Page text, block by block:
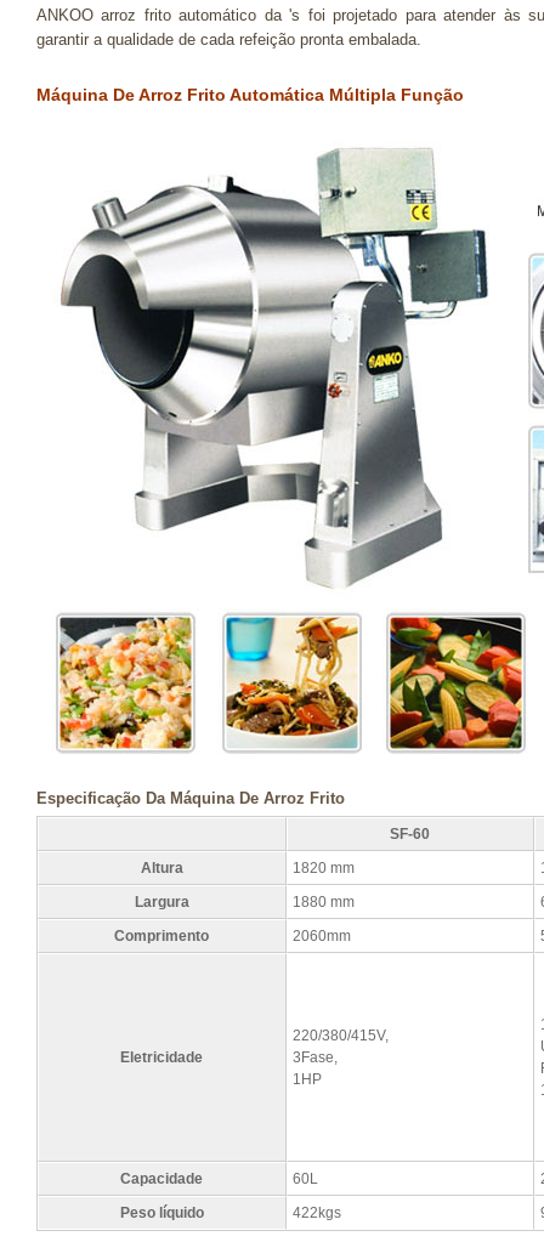
ANKOO arroz frito automático da 's foi projetado para atender às
garantir a qualidade de cada refeição pronta embalada.
Máquina De Arroz Frito Automática Múltipla Função
Especificação Da Máquina De Arroz Frito
SF-60
Altura
1820 mm
Largura
1880 mm
Comprimento
2060mm
Eletricidade
220/380/415V,
3Fase,
1HP
Capacidade 60L
Peso líquido
422kgs